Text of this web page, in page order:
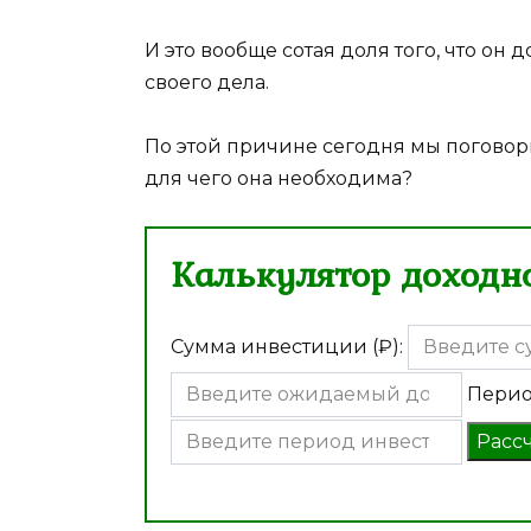
И это вообще сотая доля того, что
своего дела.
По этой причине сегодня мы
для чего она необходима?
Калькулятор
Сумма инвестиции (₽):